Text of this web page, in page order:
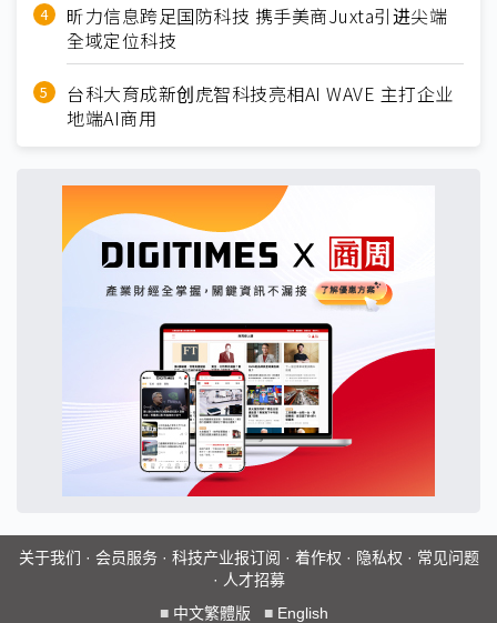
昕力信息跨足国防科技 携手美商Juxta引进尖端
全域定位科技
台科大育成新创虎智科技亮相AI WAVE 主打企业
地端AI商用
关于我们 · 会员服务· 科技产业报订阅 · 着作权 · 隐私权 · 常见问题
· 人才招募
■ 中文繁體版 ■ English